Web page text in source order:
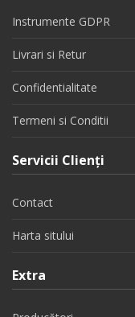
Instrumente GDPR
Livrari si Retur
Confidentialitate
Termeni si Conditii
Servicii Clienţi
Contact
Harta sitului
Extra